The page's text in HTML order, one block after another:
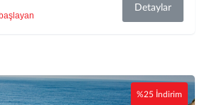
Detaylar
%25 İndirim